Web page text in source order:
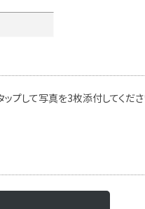
して写真を3枚添付してくだ